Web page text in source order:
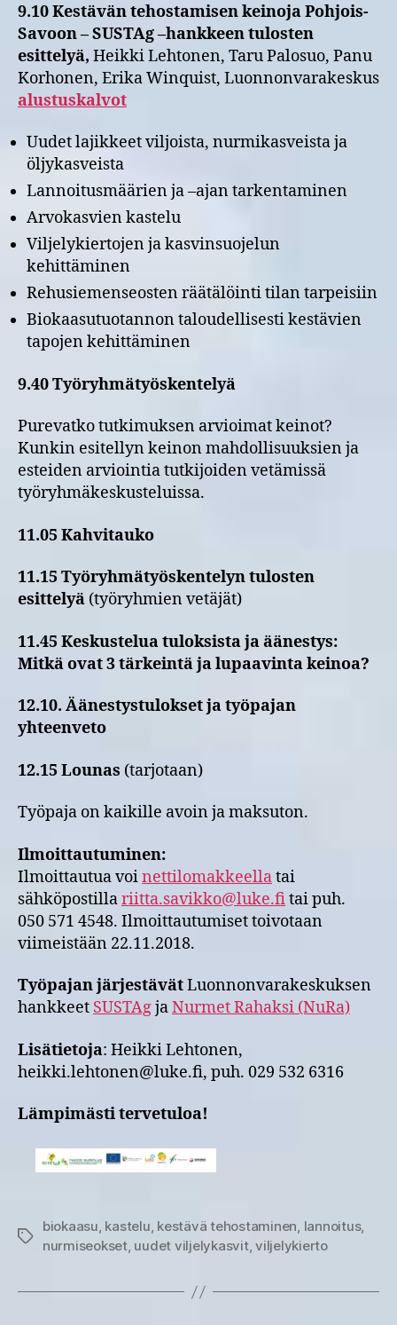
9.10 Kestävän tehostamisen keinoja Pohjois-
Savoon – SUSTAg –hankkeen tulosten
esittelyä, Heikki Lehtonen, Taru Palosuo, Panu
Korhonen, Erika Winquist, Luonnonvarakeskus
alustuskalvot
Uudet lajikkeet viljoista, nurmikasveista ja
öljykasveista
Lannoitusmäärien ja –ajan tarkentaminen
Arvokasvien kastelu
Viljelykiertojen ja kasvinsuojelun
kehittäminen
Rehusiemenseosten räätälöinti tilan tarpeisiin
Biokaasutuotannon taloudellisesti kestävien
tapojen kehittäminen
9.40 Työryhmätyöskentelyä
Purevatko tutkimuksen arvioimat keinot?
Kunkin esitellyn keinon mahdollisuuksien ja
esteiden arviointia tutkijoiden vetämissä
työryhmäkeskusteluissa.
11.05 Kahvitauko
11.15 Työryhmätyöskentelyn tulosten
esittelyä (työryhmien vetäjät)
11.45 Keskustelua tuloksista ja äänestys:
Mitkä ovat 3 tärkeintä ja lupaavinta keinoa?
12.10. Äänestystulokset ja työpajan
yhteenveto
12.15 Lounas (tarjotaan)
Työpaja on kaikille avoin ja maksuton.
Ilmoittautuminen:
Ilmoittautua voinettilomakkeellatai
sähköpostillariitta.savikko@luke.fitai puh.
050 571 4548. Ilmoittautumiset toivotaan
viimeistään 22.11.2018.
Työpajan järjestävätLuonnonvarakeskuksen
hankkeet SUSTAgjaNurmet Rahaksi (NuRa)
Lisätietoja: Heikki Lehtonen,
heikki.lehtonen@luke.fi, puh. 029 532 6316
Lämpimästi tervetuloa!
Avainsanat
biokaasu, kastelu, kestävä tehostaminen, lannoitus,
nurmiseokset, uudet viljelykasvit,viljelykierto